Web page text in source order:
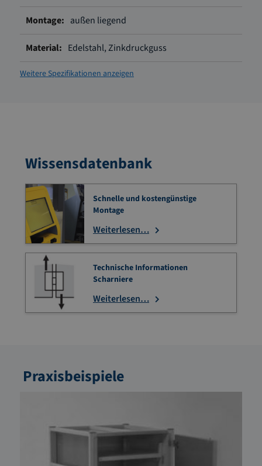
außen liegend
Edelstahl, Zinkdruckguss
Weitere Spezifikationen anzeigen
Wissensdatenbank
Schnelle und kostengünstige
Montage
Weiterlesen…
Technische Informationen
Scharniere
Weiterlesen…
Praxisbeispiele